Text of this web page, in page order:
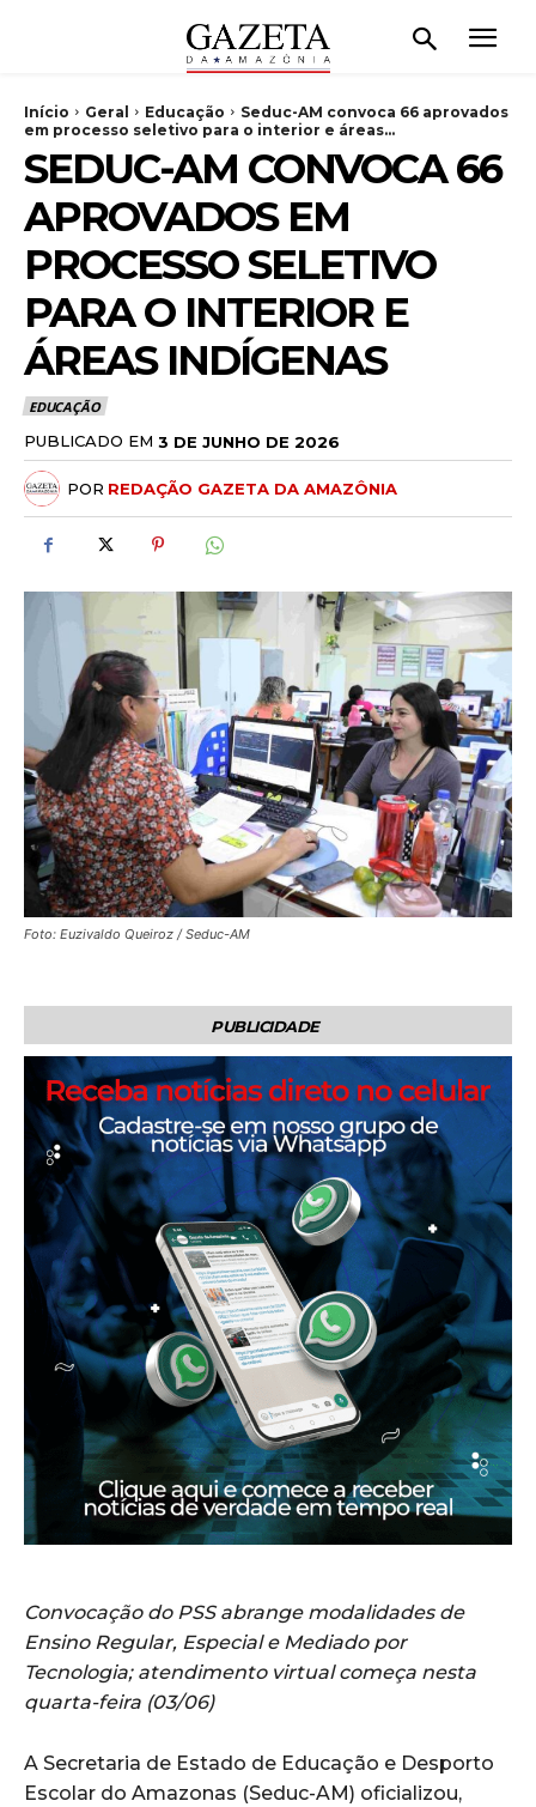
Início Geral Educação
Seduc-AM convoca 66 aprovados
em processo seletivo para o interior e áreas...
SEDUC-AM CONVOCA 66
APROVADOS EM
PROCESSO SELETIVO
PARA O INTERIOR E
ÁREAS INDÍGENAS
EDUCAÇÃO
PUBLICADO EM 3 DE JUNHO DE 2026
POR REDAÇÃO GAZETA DA AMAZÔNIA
Foto: Euzivaldo Queiroz / Seduc-AM
PUBLICIDADE
Convocação do PSS abrange modalidades de
Ensino Regular, Especial e Mediado por
Tecnologia; atendimento virtual começa nesta
quarta-feira (03/06)
A Secretaria de Estado de Educação e Desporto
Escolar do Amazonas (Seduc-AM) oficializou,